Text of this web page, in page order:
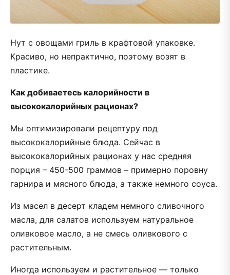
Нут с овощами гриль в крафтовой упаковке.
Красиво, но непрактично, поэтому возят в
пластике.
Как добиваетесь калорийности в
высококалорийных рационах?
Мы оптимизировали рецептуру под
высококалорийные блюда. Сейчас в
высококалорийных рационах у нас средняя
порция – 450-500 граммов – примерно поровну
гарнира и мясного блюда, а также немного соуса.
Из масел в десерт кладем немного сливочного
масла, для салатов используем натуральное
оливковое масло, а не смесь оливкового с
растительным.
Иногда используем и растительное — только